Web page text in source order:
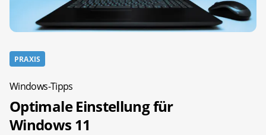
PRAXIS
Windows-Tipps
Optimale Einstellung für
Windows 11